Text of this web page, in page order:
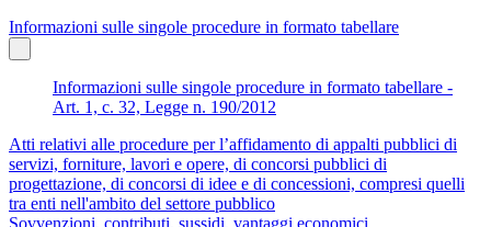
Informazioni sulle singole procedure in formato tabellare
Informazioni sulle singole procedure in formato tabellare -
Art. 1, c. 32, Legge n. 190/2012
Atti relativi alle procedure per l’affidamento di appalti pubblici di
servizi, forniture, lavori e opere, di concorsi pubblici di
progettazione, di concorsi di idee e di concessioni, compresi quelli
tra enti nell'ambito del settore pubblico
Sovvenzioni, contributi, sussidi, vantaggi economici